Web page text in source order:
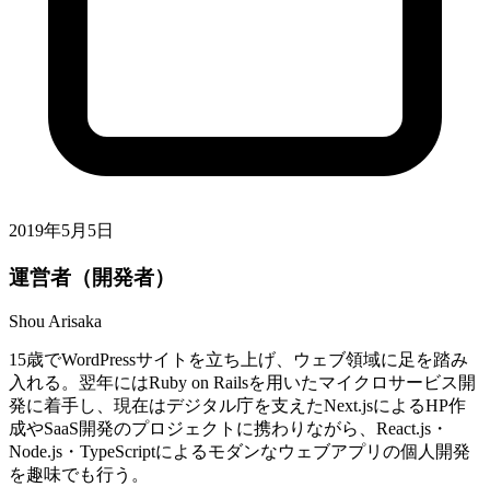
2019年5月5日
運営者（開発者）
Shou Arisaka
15歳でWordPressサイトを立ち上げ、ウェブ領域に足を踏み
入れる。翌年にはRuby on Railsを用いたマイクロサービス開
発に着手し、現在はデジタル庁を支えたNext.jsによるHP作
成やSaaS開発のプロジェクトに携わりながら、React.js・
Node.js・TypeScriptによるモダンなウェブアプリの個人開発
を趣味でも行う。